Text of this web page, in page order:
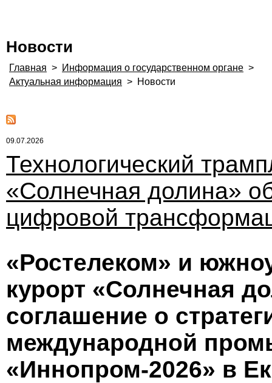
Новости
Главная > Информация о государственном органе >
Актуальная информация > Новости
09.07.2026
Технологический
«Солнечная долина»
цифровой
«Ростелеком» и
курорт «Солнечная
соглашение о
международной
«Иннопром-2026» в